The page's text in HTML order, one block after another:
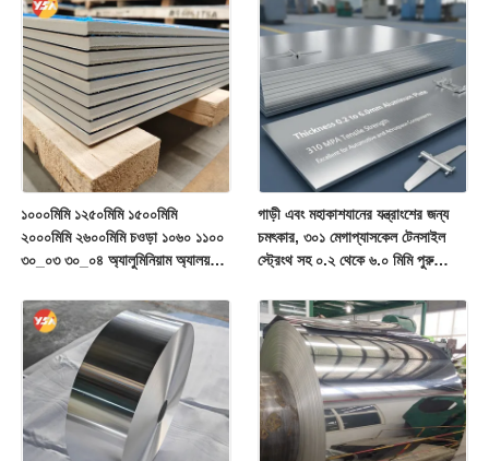
আবরণ জন্য
১০০০মিমি ১২৫০মিমি ১৫০০মিমি
২০০০মিমি ২৬০০মিমি চওড়া ১০৬০ ১১০০
৩০_০৩ ৩০_০৪ অ্যালুমিনিয়াম অ্যালয়
মরিচা-প্রতিরোধী বাল্ক কন্টেইনার শিপমেন্ট
গাড়ী এবং মহাকাশযানের যন্ত্রাংশের জন্য
চমৎকার, ৩০১ মেগাপ্যাসকেল টেনসাইল
স্ট্রেংথ সহ ০.২ থেকে ৬.০ মিমি পুরুত্বের